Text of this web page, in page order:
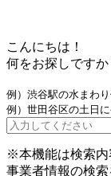
こんにちは！
何をお探しですか
例）渋谷駅の水まわ
例）世田谷区の土日
※本機能は検索内
事業者情報の検索